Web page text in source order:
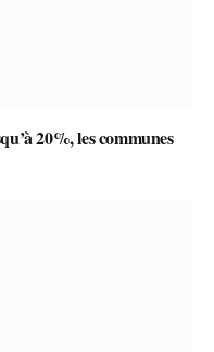
20%, les communes